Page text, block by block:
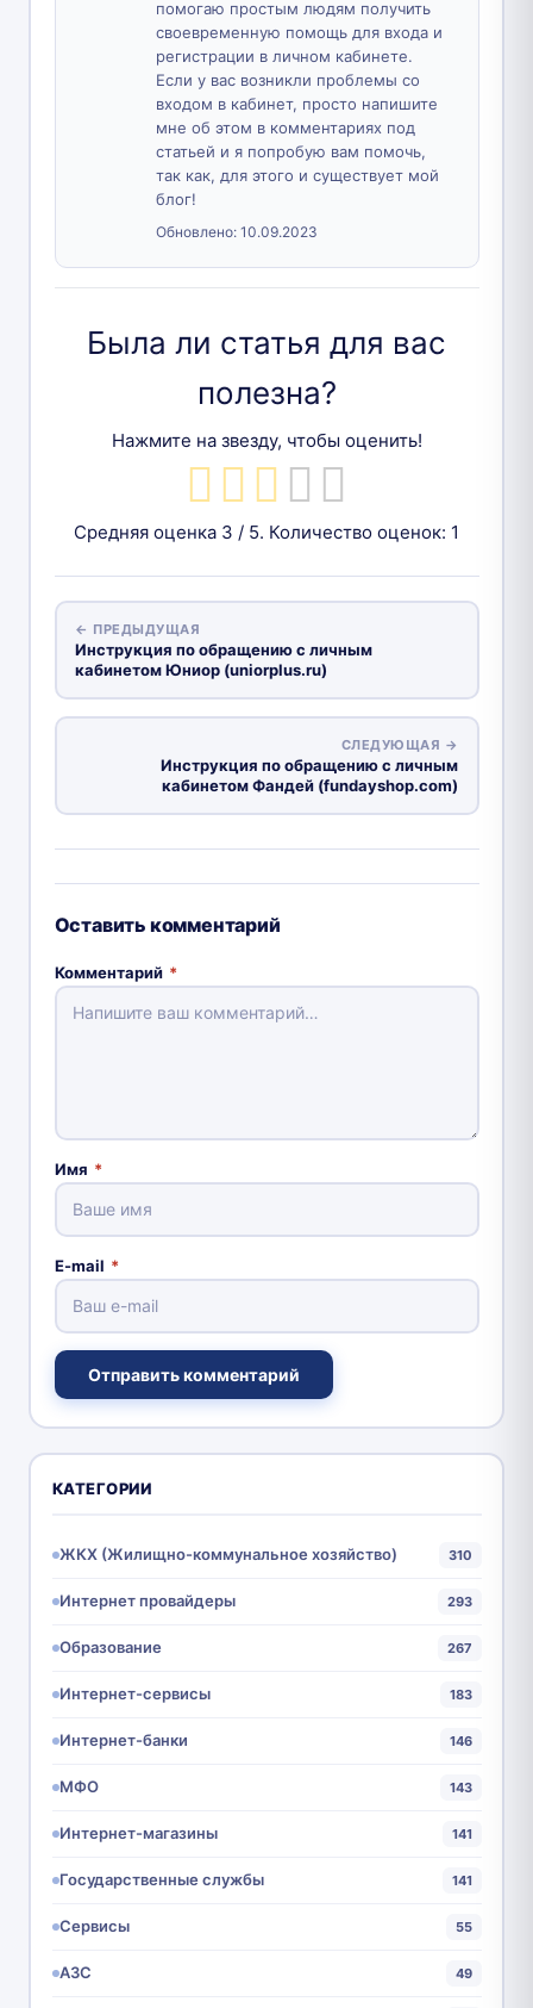
помогаю простым людям получить
своевременную помощь для входа и
регистрации в личном кабинете.
Если у вас возникли проблемы со
входом в кабинет, просто напишите
мне об этом в комментариях под
статьей и я попробую вам помочь,
так как, для этого и существует мой
блог!
Обновлено: 10.09.2023
Была ли статья для вас
полезна?
Нажмите на звезду, чтобы оценить!
Средняя оценка 3 / 5. Количество оценок: 1
← ПРЕДЫДУЩАЯ
Инструкция по обращению с личным
кабинетом Юниор (uniorplus.ru)
СЛЕДУЮЩАЯ →
Инструкция по обращению с личным
кабинетом Фандей (fundayshop.com)
Оставить комментарий
Комментарий *
Имя *
E-mail *
Отправить комментарий
КАТЕГОРИИ
ЖКХ (Жилищно-коммунальное хозяйство) 310
Интернет провайдеры 293
Образование 267
Интернет-сервисы 183
Интернет-банки 146
МФО 143
Интернет-магазины 141
Государственные службы 141
Сервисы 55
АЗС 49